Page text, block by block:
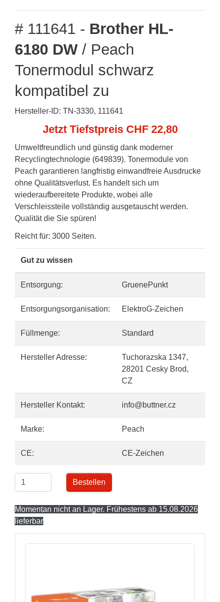
# 111641 - Brother HL-
6180 DW / Peach
Tonermodul schwarz
kompatibel zu
Hersteller-ID: TN-3330, 111641
Jetzt Tiefstpreis CHF 22,80
Umweltfreundlich und günstig dank moderner
Recyclingtechnologie (649839). Tonermodule von
Peach garantieren langfristig einwandfreie Ausdrucke
ohne Qualitätsverlust. Es handelt sich um
wiederaufbereitete Produkte, wobei alle
Verschleissteile vollständig ausgetauscht werden.
Qualität die Sie spüren!
Reicht für: 3000 Seiten.
Gut zu wissen
Entsorgung: GruenePunkt
Entsorgungsorganisation: ElektroG-Zeichen
Füllmenge: Standard
Hersteller Adresse:
Tuchorazska 1347,
28201 Cesky Brod,
CZ
Hersteller Kontakt: info@buttner.cz
Marke: Peach
CE: CE-Zeichen
Bestellen
Momentan nicht an Lager. Frühestens ab 15.08.2026
lieferbar